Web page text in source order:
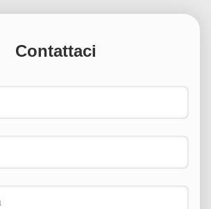
Contattaci